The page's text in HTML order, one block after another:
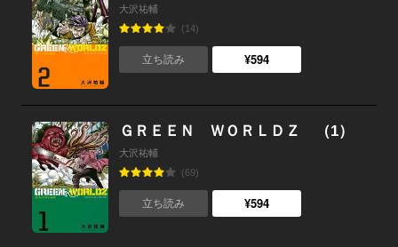
大沢祐輔
(14)
立ち読み ¥594
ＧＲＥＥＮ ＷＯＲＬＤＺ （1）
大沢祐輔
(69)
立ち読み ¥594